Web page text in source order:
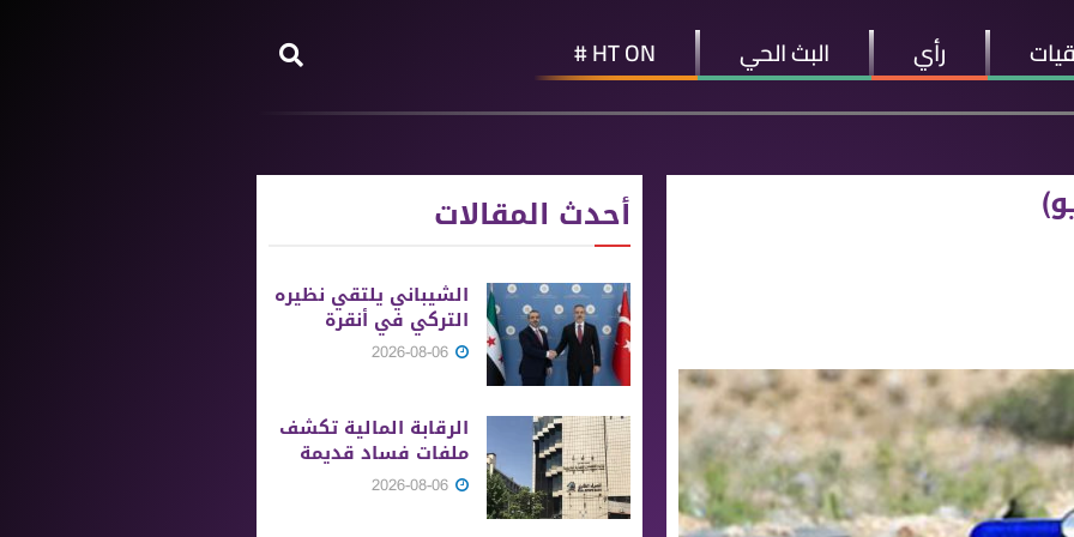
رأي البث الحي HT ON #
أحدث المقالات
الشيباني يلتقي نظيره
التركي في أنقرة
الرقابة المالية تكشف
ملفات فساد قديمة